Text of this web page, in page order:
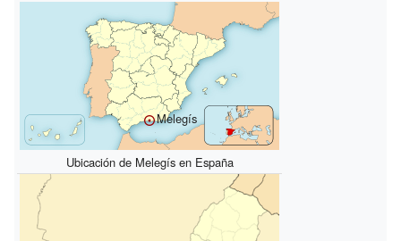
Melegís
Ubicación de Melegís en España